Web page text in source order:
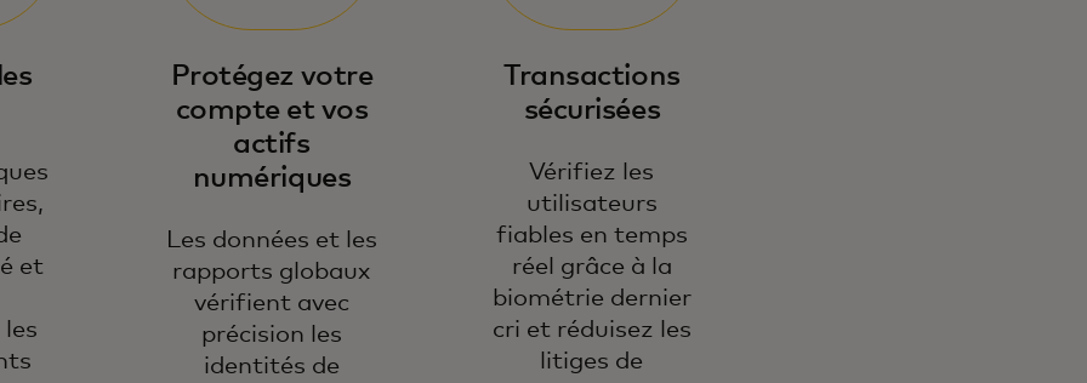
et
Protégez votre
compte et vos
actifs
numériques
Les données et les
rapports globaux
vérifient avec
précision les
identités de
Transactions
sécurisées
Vérifiez les
utilisateurs
fiables en temps
réel grâce à la
biométrie dernier
cri et réduisez les
litiges de